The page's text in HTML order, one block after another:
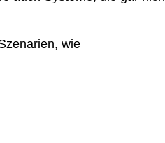
wie